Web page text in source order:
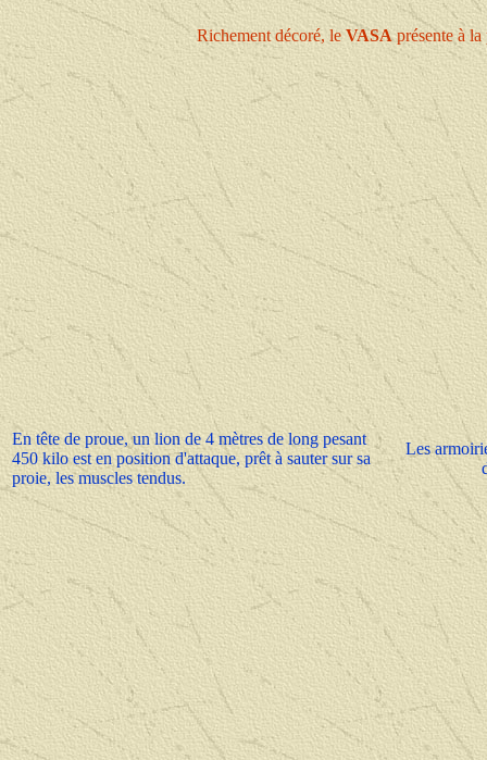
Richement décoré, leVASAprésente à la
En tête de proue, un lion de 4 mètres de long pesant
450 kilo est en position d'attaque, prêt à sauter sur sa
proie, les muscles tendus.
Les